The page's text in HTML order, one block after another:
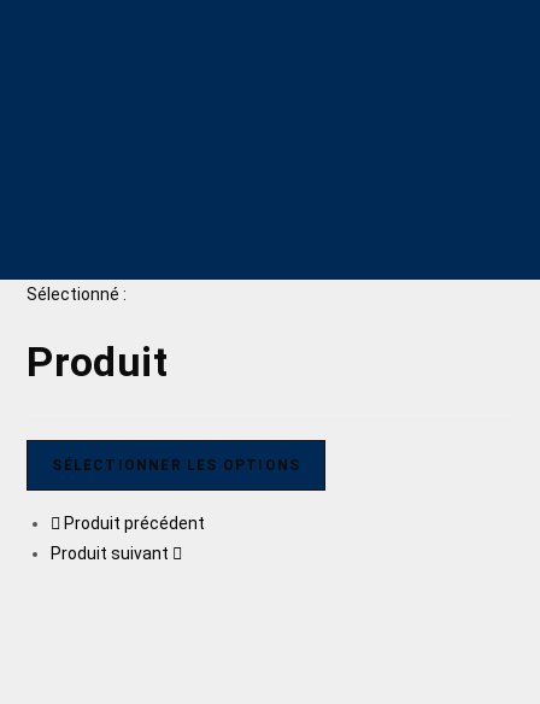
Sélectionné :
Produit
SÉLECTIONNER LES OPTIONS
Produit précédent
Produit suivant